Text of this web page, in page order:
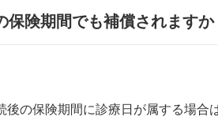
険期間でも補償されますか
の保険期間に診療日が属する場合